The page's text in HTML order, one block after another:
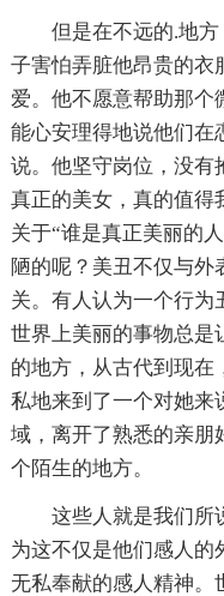
但是在不远的.地
子害怕弄脏他昂贵的衣
爱。他不愿意帮助那个
能心安理得地说他们在
说。他坚守岗位，没有
真正的美女，真的值得
关于“谁是真正美丽的
陋的呢？美丑不仅与
关。有人认为一个行为
世界上美丽的事物总是
的地方，从古代到现在
私地来到了一个对她来
域，离开了熟悉的亲朋
个陌生的地方。
这些人就是我们所
为这不仅是他们感人的
无私奉献的感人精神。